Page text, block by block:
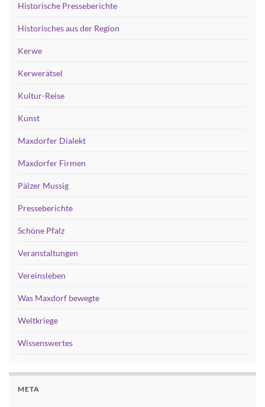
Historische Presseberichte
Historisches aus der Region
Kerwe
Kerwerätsel
Kultur-Reise
Kunst
Maxdorfer Dialekt
Maxdorfer Firmen
Pälzer Mussig
Presseberichte
Schöne Pfalz
Veranstaltungen
Vereinsleben
Was Maxdorf bewegte
Weltkriege
Wissenswertes
META